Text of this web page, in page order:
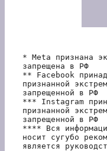
* Meta признана
запрещена в РФ
** Facebook
признанной
запрещенной в РФ
*** Instagram
признанной
запрещенной в РФ
**** Вся
носит сугубо
является